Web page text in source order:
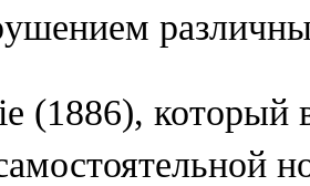
(1886), который